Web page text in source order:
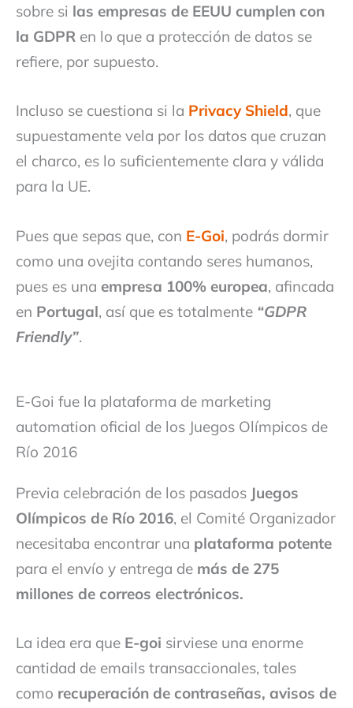
sobre si las empresas de EEUU cumplen con
la GDPR en lo que a protección de datos se
refiere, por supuesto.
Incluso se cuestiona si la Privacy Shield, que
supuestamente vela por los datos que cruzan
el charco, es lo suficientemente clara y válida
para la UE.
Pues que sepas que, con E-Goi, podrás dormir
como una ovejita contando seres humanos,
pues es una empresa 100% europea, afincada
en Portugal, así que es totalmente “GDPR
Friendly”.
E-Goi fue la plataforma de marketing
automation oficial de los Juegos Olímpicos de
Río 2016
Previa celebración de los pasados Juegos
Olímpicos de Río 2016, el Comité Organizador
necesitaba encontrar una plataforma potente
para el envío y entrega de más de 275
millones de correos electrónicos.
La idea era que E-goi sirviese una enorme
cantidad de emails transaccionales, tales
como recuperación de contraseñas, avisos de